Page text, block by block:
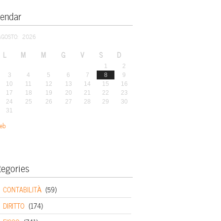
2026
L M M G V S D
1
2
3
4 5 6 7 8
9
10
11 12 13 14 15
16
17
18 19 20 21 22
23
24
25 26 27 28 29
30
31
CONTABILITÀ (59)
DIRITTO (174)